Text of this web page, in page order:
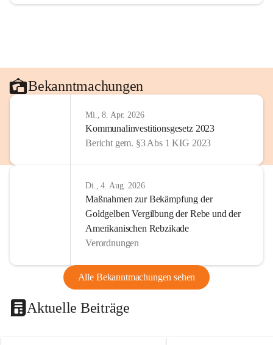
Bekanntmachungen
Mi., 8. Apr. 2026
Kommunalinvestitionsgesetz 2023
Bericht gem. §3 Abs 1 KIG 2023
Di., 4. Aug. 2026
Maßnahmen zur Bekämpfung der
Goldgelben Vergilbung der Rebe und der
Amerikanischen Rebzikade
Verordnungen
Alle Bekanntmachungen sehen
Aktuelle Beiträge